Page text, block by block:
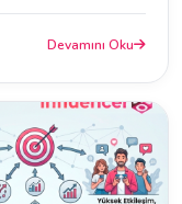
Devamını Oku